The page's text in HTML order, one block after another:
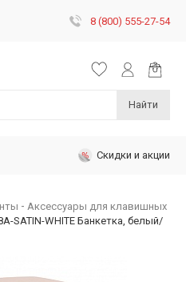
8 (800) 555-27-54
Найти
Скидки и акции
Аксессуары для клавишных
SATIN-WHITE Банкетка, белый/